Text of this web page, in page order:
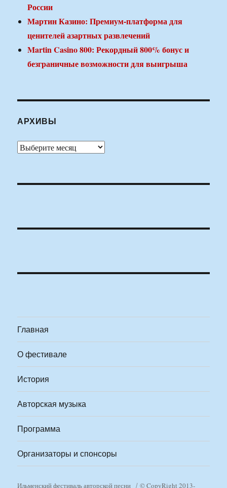
России
Мартин Казино: Премиум-платформа для
ценителей азартных развлечений
Martin Casino 800: Рекордный 800% бонус и
безграничные возможности для выигрыша
АРХИВЫ
Архивы
Главная
О фестивале
История
Авторская музыка
Программа
Организаторы и спонсоры
Ильменский фестиваль авторской песни © CopyRight 2013-